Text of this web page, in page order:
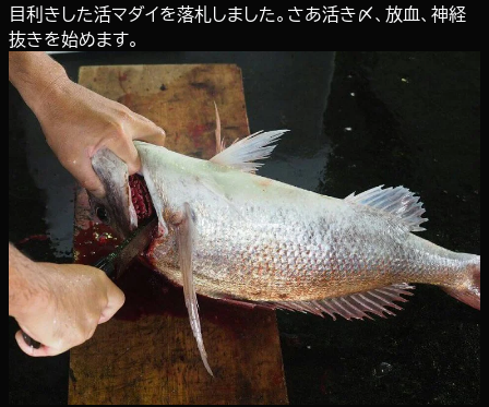
目利きした活マダイを落札しました。さあ活き〆、放血、神経
抜きを始めます。